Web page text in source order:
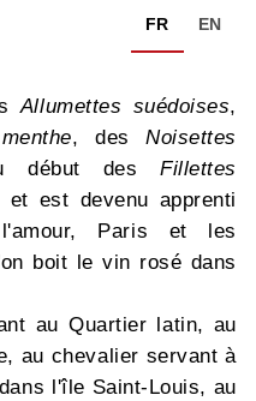
FR EN
Allumettes suédoises,
, desNoisettes
début desFillettes
est devenu apprenti
Paris et les
boit le vin rosé dans
au Quartier latin, au
au chevalier servant à
l'île Saint-Louis, au